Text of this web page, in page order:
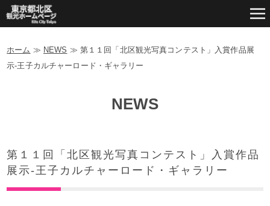
ホーム ≫ NEWS ≫ 第１１回「北区観光写真コンテスト」入賞作品展
示-王子カルチャーロード・ギャラリー
NEWS
第１１回「北区観光写真コンテスト」入賞作品
展示-王子カルチャーロード・ギャラリー